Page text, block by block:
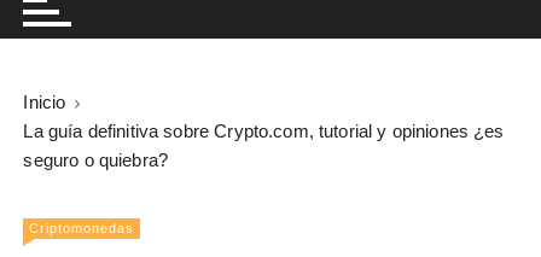
Inicio
La guía definitiva sobre Crypto.com, tutorial y opiniones ¿es
seguro o quiebra?
Criptomonedas